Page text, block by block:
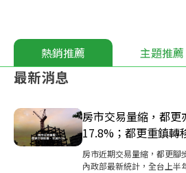
熱銷推薦 主題推薦
最新消息
房市交易量縮，都更
17.8%；都更重鎮轉
反超北市
房市近期交易量縮，都更腳
內政部最新統計，全台上半